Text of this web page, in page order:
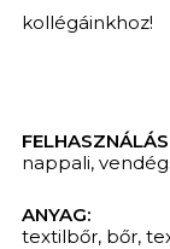
kollégáinkhoz!
nappali,
ANYAG:
textilbőr, bőr,